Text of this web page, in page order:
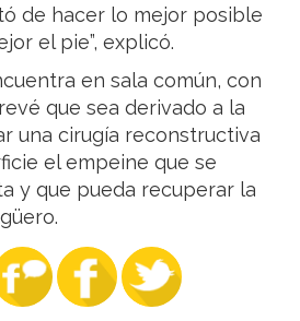
de hacer lo mejor posible
el pie”, explicó.
en sala común, con
que sea derivado a la
una cirugía reconstructiva
el empeine que se
y que pueda recuperar la